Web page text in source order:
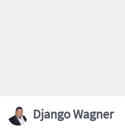
Django Wagner